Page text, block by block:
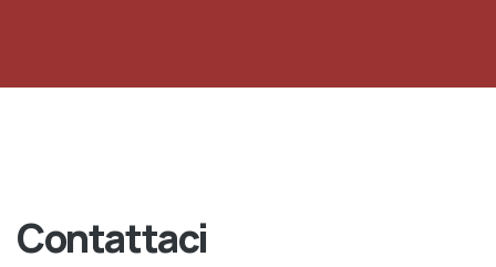
Contattaci